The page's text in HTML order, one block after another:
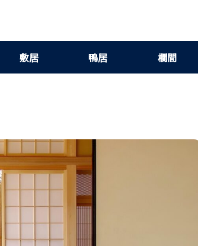
敷居 鴨居 欄間
畳別）｜通気性重視で湿気・カビ対策